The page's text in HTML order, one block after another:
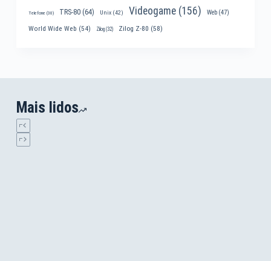
Telefone (30) TRS-80(64) Unix(42) Videogame(156) Web(47)
World Wide Web (54) Zilog(32) Zilog Z-80 (58)
Mais lidos